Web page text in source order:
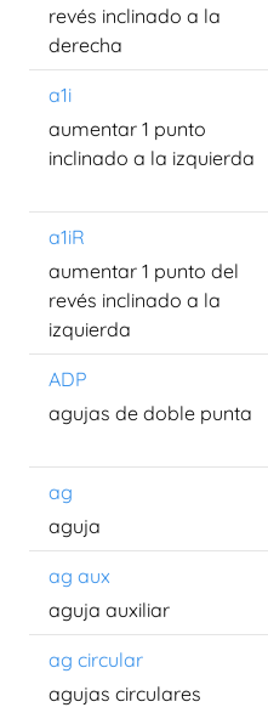
revés inclinado a la
derecha
a1i
aumentar 1 punto
inclinado a la izquierda
a1iR
aumentar 1 punto del
revés inclinado a la
izquierda
ADP
agujas de doble punta
ag
aguja
ag aux
aguja auxiliar
ag circular
agujas circulares